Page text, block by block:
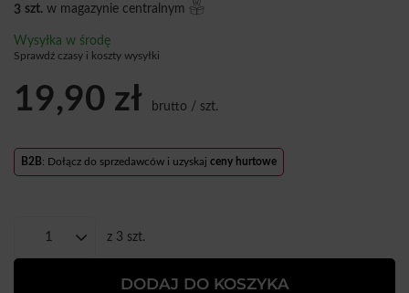
3 szt. w magazynie centralnym
Wysyłka w środę
Sprawdź czasy i koszty wysyłki
19,90 zł brutto / szt.
B2B: Dołącz do sprzedawców i uzyskaj ceny hurtowe
z 3 szt.
DODAJ DO KOSZYKA